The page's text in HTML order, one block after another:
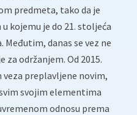
predmeta, tako da je
kojemu je do 21. stoljeća
danas se vez ne
za održanjem. Od 2015.
preplavljene novim,
svojim elementima
odnosu prema